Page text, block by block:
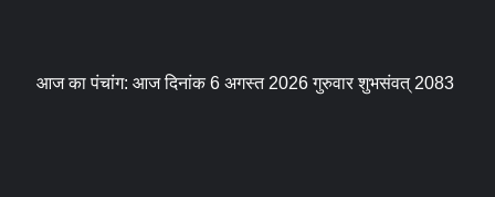
आज का पंचांग: आज दिनांक 6 अगस्त 2026 गुरुवार शुभसंवत् 2083